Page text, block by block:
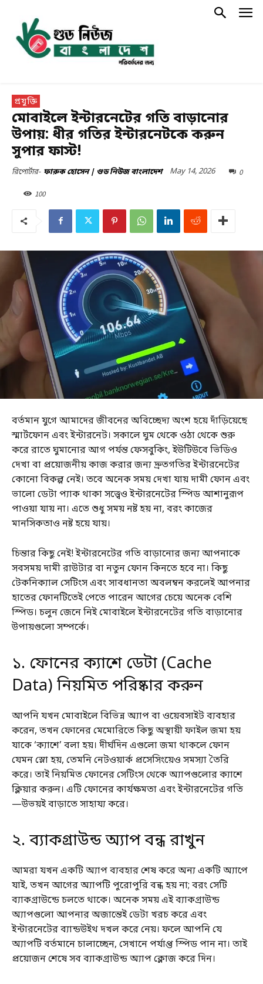
প্রযুক্তি
মোবাইলে ইন্টারনেটের গতি বাড়ানোর
উপায়: ধীর গতির ইন্টারনেটকে করুন
সুপার ফাস্ট!
রিপোর্টার- ফারুক হোসেন | গুড নিউজ বাংলাদেশ May 14, 2026 0
100
বর্তমান যুগে আমাদের জীবনের অবিচ্ছেদ্য অংশ হয়ে দাঁড়িয়েছে
স্মার্টফোন এবং ইন্টারনেট। সকালে ঘুম থেকে ওঠা থেকে শুরু
করে রাতে ঘুমানোর আগ পর্যন্ত ফেসবুকিং, ইউটিউবে ভিডিও
দেখা বা প্রয়োজনীয় কাজ করার জন্য দ্রুতগতির ইন্টারনেটের
কোনো বিকল্প নেই। তবে অনেক সময় দেখা যায় দামী ফোন এবং
ভালো ডেটা প্যাক থাকা সত্ত্বেও ইন্টারনেটের স্পিড আশানুরূপ
পাওয়া যায় না। এতে শুধু সময় নষ্ট হয় না, বরং কাজের
মানসিকতাও নষ্ট হয়ে যায়।
চিন্তার কিছু নেই! ইন্টারনেটের গতি বাড়ানোর জন্য আপনাকে
সবসময় দামী রাউটার বা নতুন ফোন কিনতে হবে না। কিছু
টেকনিক্যাল সেটিংস এবং সাবধানতা অবলম্বন করলেই আপনার
হাতের ফোনটিতেই পেতে পারেন আগের চেয়ে অনেক বেশি
স্পিড। চলুন জেনে নিই মোবাইলে ইন্টারনেটের গতি বাড়ানোর
উপায়গুলো সম্পর্কে।
১. ফোনের ক্যাশে ডেটা (Cache
Data) নিয়মিত পরিষ্কার করুন
আপনি যখন মোবাইলে বিভিন্ন অ্যাপ বা ওয়েবসাইট ব্যবহার
করেন, তখন ফোনের মেমোরিতে কিছু অস্থায়ী ফাইল জমা হয়
যাকে ‘ক্যাশে’ বলা হয়। দীর্ঘদিন এগুলো জমা থাকলে ফোন
যেমন স্লো হয়, তেমনি নেটওয়ার্ক প্রসেসিংয়েও সমস্যা তৈরি
করে। তাই নিয়মিত ফোনের সেটিংস থেকে অ্যাপগুলোর ক্যাশে
ক্লিয়ার করুন। এটি ফোনের কার্যক্ষমতা এবং ইন্টারনেটের গতি
—উভয়ই বাড়াতে সাহায্য করে।
২. ব্যাকগ্রাউন্ড অ্যাপ বন্ধ রাখুন
আমরা যখন একটি অ্যাপ ব্যবহার শেষ করে অন্য একটি অ্যাপে
যাই, তখন আগের অ্যাপটি পুরোপুরি বন্ধ হয় না; বরং সেটি
ব্যাকগ্রাউন্ডে চলতে থাকে। অনেক সময় এই ব্যাকগ্রাউন্ড
অ্যাপগুলো আপনার অজান্তেই ডেটা খরচ করে এবং
ইন্টারনেটের ব্যান্ডউইথ দখল করে নেয়। ফলে আপনি যে
অ্যাপটি বর্তমানে চালাচ্ছেন, সেখানে পর্যাপ্ত স্পিড পান না। তাই
প্রয়োজন শেষে সব ব্যাকগ্রাউন্ড অ্যাপ ক্লোজ করে দিন।